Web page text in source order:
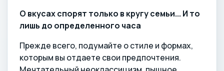
О вкусах спорят только в кругу семьи... И то
лишь до определенного часа
Прежде всего, подумайте о стиле и формах,
которым вы отдаете свои предпочтения.